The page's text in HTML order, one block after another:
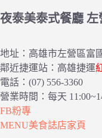
夜泰美泰式餐廳 左
地址：高雄市左營區富
鄰近捷運站：高雄捷運
電話：(07) 556-3360
營業時間：每天
FB粉專
MENU美食誌店家頁